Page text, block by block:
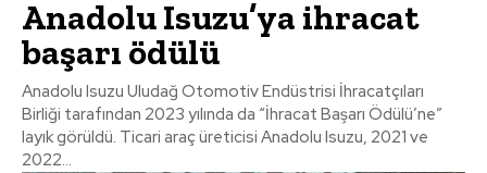
Anadolu Isuzu’ya ihracat
başarı ödülü
Anadolu Isuzu Uludağ Otomotiv Endüstrisi İhracatçıları
Birliği tarafından 2023 yılında da “İhracat Başarı Ödülü’ne”
layık görüldü. Ticari araç üreticisi Anadolu Isuzu, 2021 ve
2022...